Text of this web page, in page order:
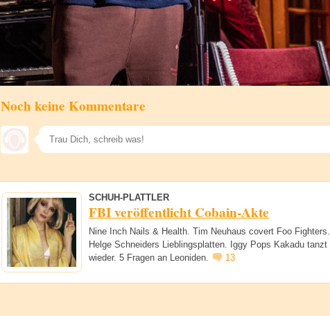
Noch keine Kommentare
SCHUH-PLATTLER
FBI veröffentlicht Cobain-Akte
Nine Inch Nails & Health. Tim Neuhaus covert Foo Fighters.
Helge Schneiders Lieblingsplatten. Iggy Pops Kakadu tanzt
wieder. 5 Fragen an Leoniden.
13